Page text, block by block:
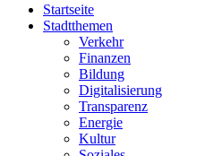
Startseite
Stadtthemen
Verkehr
Finanzen
Bildung
Digitalisierung
Transparenz
Energie
Kultur